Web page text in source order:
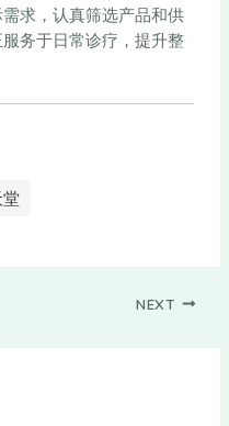
求，认真筛选产品和供
务于日常诊疗，提升整
堂
NEXT